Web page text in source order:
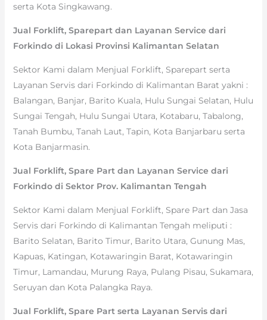
serta Kota Singkawang.
Jual Forklift, Sparepart dan Layanan Service dari
Forkindo di Lokasi Provinsi Kalimantan Selatan
Sektor Kami dalam Menjual Forklift, Sparepart serta
Layanan Servis dari Forkindo di Kalimantan Barat yakni :
Balangan, Banjar, Barito Kuala, Hulu Sungai Selatan, Hulu
Sungai Tengah, Hulu Sungai Utara, Kotabaru, Tabalong,
Tanah Bumbu, Tanah Laut, Tapin, Kota Banjarbaru serta
Kota Banjarmasin.
Jual Forklift, Spare Part dan Layanan Service dari
Forkindo di Sektor Prov. Kalimantan Tengah
Sektor Kami dalam Menjual Forklift, Spare Part dan Jasa
Servis dari Forkindo di Kalimantan Tengah meliputi :
Barito Selatan, Barito Timur, Barito Utara, Gunung Mas,
Kapuas, Katingan, Kotawaringin Barat, Kotawaringin
Timur, Lamandau, Murung Raya, Pulang Pisau, Sukamara,
Seruyan dan Kota Palangka Raya.
Jual Forklift, Spare Part serta Layanan Servis dari